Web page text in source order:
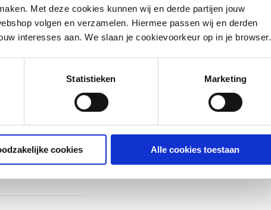
Met deze cookies kunnen wij en derde partijen jouw
volgen en verzamelen. Hiermee passen wij en derden
interesses aan. We slaan je cookievoorkeur op in je browser.
Statistieken Marketing
cookies Alle cookies toestaan